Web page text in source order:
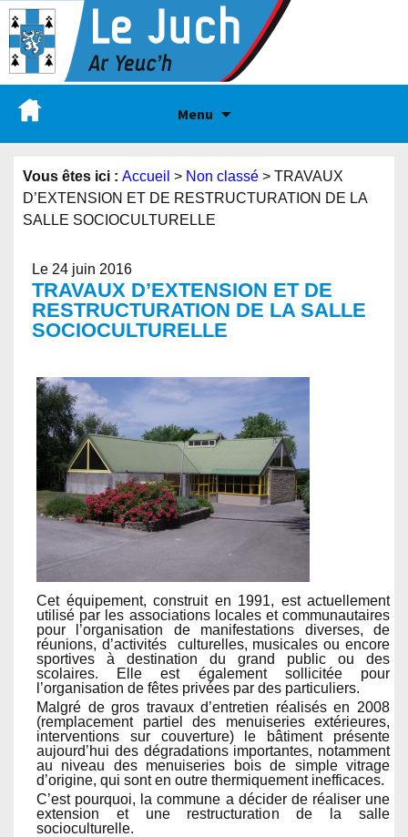
Menu
Vous êtes ici : Accueil > Non classé > TRAVAUX
D’EXTENSION ET DE RESTRUCTURATION DE LA
SALLE SOCIOCULTURELLE
Le 24 juin 2016
TRAVAUX D’EXTENSION ET DE
RESTRUCTURATION DE LA SALLE
SOCIOCULTURELLE
Cet équipement, construit en 1991, est actuellement
utilisé par les associations locales et communautaires
pour l’organisation de manifestations diverses, de
réunions, d’activités culturelles, musicales ou encore
sportives à destination du grand public ou des
scolaires. Elle est également sollicitée pour
l’organisation de fêtes privées par des particuliers.
Malgré de gros travaux d’entretien réalisés en 2008
(remplacement partiel des menuiseries extérieures,
interventions sur couverture) le bâtiment présente
aujourd’hui des dégradations importantes, notamment
au niveau des menuiseries bois de simple vitrage
d’origine, qui sont en outre thermiquement inefficaces.
C’est pourquoi, la commune a décider de réaliser une
extension et une restructuration de la salle
socioculturelle.